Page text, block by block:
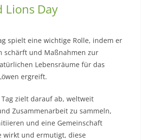
Lions Day
spielt eine wichtige Rolle, indem er
schärft und Maßnahmen zur
Lebensräume für das
ergreift.
zielt darauf ab, weltweit
Zusammenarbeit zu sammeln,
und eine Gemeinschaft
wirkt und ermutigt, diese